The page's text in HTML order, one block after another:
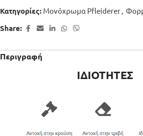
Κατηγορίες: Μονόχρωμα Pfleiderer,
Share:
Περιγραφή
ΙΔΙΟΤΗΤΕΣ